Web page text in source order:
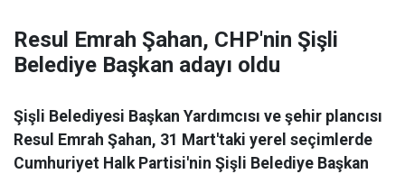
Resul Emrah Şahan, CHP'nin Şişli
Belediye Başkan adayı oldu
Şişli Belediyesi Başkan Yardımcısı ve şehir plancısı
Resul Emrah Şahan, 31 Mart'taki yerel seçimlerde
Cumhuriyet Halk Partisi'nin Şişli Belediye Başkan